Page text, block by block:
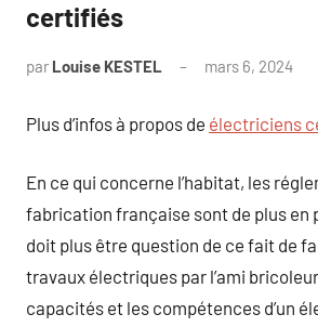
certifiés
par Louise KESTEL mars 6, 2024
Plus d’infos à propos de électriciens
En ce qui concerne l’habitat, les
fabrication française sont de plus en
doit plus être question de ce fait de
travaux électriques par l’ami bricoleur
capacités et les compétences d’un